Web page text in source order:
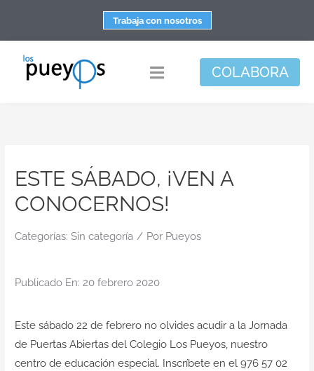
contenido
Trabaja con nosotros
Toggle
Apoyo personal y familiar
Espacio de bienestar
Responsabilidad social
Actualidad
Contacto
COLABORA
ESTE SÁBADO, ¡VEN A
CONOCERNOS!
Categorías: Sin categoría / Por Pueyos
Publicado En: 20 febrero 2020
Este sábado 22 de febrero no olvides acudir a la Jornada
de Puertas Abiertas del Colegio Los Pueyos, nuestro
centro de educación especial. Inscríbete en el 976 57 02